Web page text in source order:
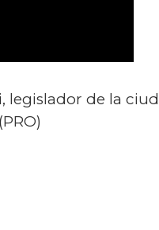
legislador de la